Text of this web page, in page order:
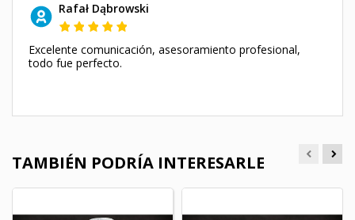
Rafał Dąbrowski
Excelente comunicación, asesoramiento profesional,
todo fue perfecto.
TAMBIÉN PODRÍA INTERESARLE